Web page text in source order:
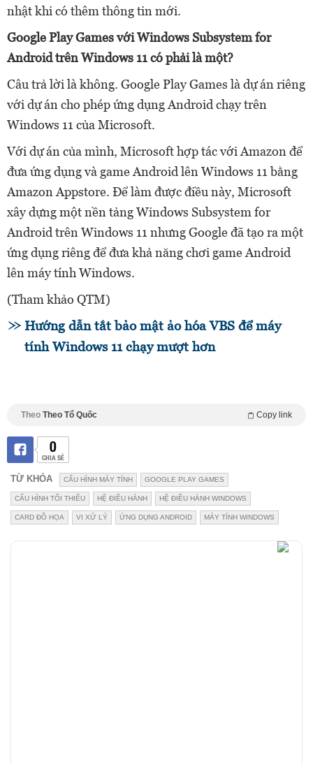
nhật khi có thêm thông tin mới.
Google Play Games với Windows Subsystem for
Android trên Windows 11 có phải là một?
Câu trả lời là không. Google Play Games là dự án riêng
với dự án cho phép ứng dụng Android chạy trên
Windows 11 của Microsoft.
Với dự án của mình, Microsoft hợp tác với Amazon để
đưa ứng dụng và game Android lên Windows 11 bằng
Amazon Appstore. Để làm được điều này, Microsoft
xây dựng một nền tảng Windows Subsystem for
Android trên Windows 11 nhưng Google đã tạo ra một
ứng dụng riêng để đưa khả năng chơi game Android
lên máy tính Windows.
(Tham khảo QTM)
Hướng dẫn tắt bảo mật ảo hóa VBS để máy
tính Windows 11 chạy mượt hơn
Theo Theo Tổ Quốc Copy link
0
CHIA SẺ
TỪ KHÓA CẤU HÌNH MÁY TÍNH GOOGLE PLAY GAMES
CẤU HÌNH TỐI THIỂU HỆ ĐIỀU HÀNH HỆ ĐIỀU HÀNH WINDOWS
CARD ĐỒ HỌA VI XỬ LÝ ỨNG DỤNG ANDROID MÁY TÍNH WINDOWS